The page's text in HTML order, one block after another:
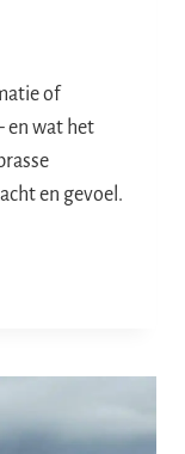
of
en wat het
en gevoel.